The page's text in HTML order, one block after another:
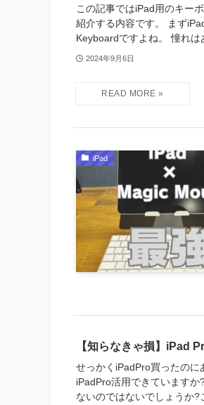
この記事ではiPad用のキー
紹介する内容です。 まず
Keyboardですよね。 憧れは
2024年9月6日
iPad
【知らなきゃ損】iPad
せっかくiPadPro買ったの
iPadPro活用できています
ないのではないでしょうか?